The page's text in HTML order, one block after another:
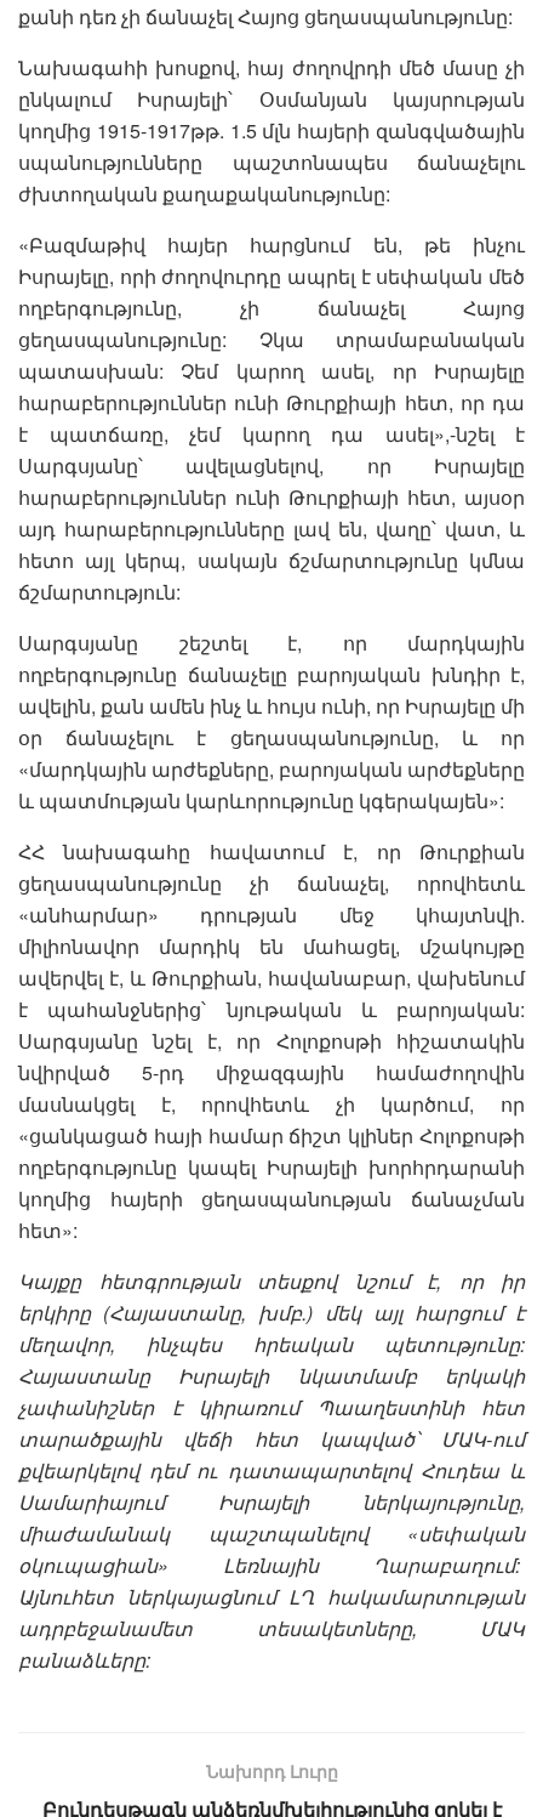
քանի դեռ չի ճանաչել Հայոց ցեղասպանությունը:
Նախագահի խոսքով, հայ ժողովրդի մեծ մասը չի
ընկալում Իսրայելի՝ Օսմանյան կայսրության
կողմից 1915-1917թթ. 1.5 մլն հայերի զանգվածային
սպանությունները պաշտոնապես ճանաչելու
ժխտողական քաղաքականությունը:
«Բազմաթիվ հայեր հարցնում են, թե ինչու
Իսրայելը, որի ժողովուրդը ապրել է սեփական մեծ
ողբերգությունը, չի ճանաչել Հայոց
ցեղասպանությունը: Չկա տրամաբանական
պատասխան: Չեմ կարող ասել, որ Իսրայելը
հարաբերություններ ունի Թուրքիայի հետ, որ դա
է պատճառը, չեմ կարող դա ասել»,-նշել է
Սարգսյանը՝ ավելացնելով, որ Իսրայելը
հարաբերություններ ունի Թուրքիայի հետ, այսօր
այդ հարաբերությունները լավ են, վաղը՝ վատ, և
հետո այլ կերպ, սակայն ճշմարտությունը կմնա
ճշմարտություն:
Սարգսյանը շեշտել է, որ մարդկային
ողբերգությունը ճանաչելը բարոյական խնդիր է,
ավելին, քան ամեն ինչ և հույս ունի, որ Իսրայելը մի
օր ճանաչելու է ցեղասպանությունը, և որ
«մարդկային արժեքները, բարոյական արժեքները
և պատմության կարևորությունը կգերակայեն»:
ՀՀ նախագահը հավատում է, որ Թուրքիան
ցեղասպանությունը չի ճանաչել, որովհետև
«անհարմար» դրության մեջ կհայտնվի.
միլիոնավոր մարդիկ են մահացել, մշակույթը
ավերվել է, և Թուրքիան, հավանաբար, վախենում
է պահանջներից՝ նյութական և բարոյական:
Սարգսյանը նշել է, որ Հոլոքոսթի հիշատակին
նվիրված 5-րդ միջազգային համաժողովին
մասնակցել է, որովհետև չի կարծում, որ
«ցանկացած հայի համար ճիշտ կլիներ Հոլոքոսթի
ողբերգությունը կապել Իսրայելի խորհրդարանի
կողմից հայերի ցեղասպանության ճանաչման
հետ»:
Կայքը հետգրության տեսքով նշում է, որ իր
երկիրը (Հայաստանը, խմբ.) մեկ այլ հարցում է
մեղավոր, ինչպես հրեական պետությունը:
Հայաստանը Իսրայելի նկատմամբ երկակի
չափանիշներ է կիրառում Պաաղեստինի հետ
տարածքային վեճի հետ կապված՝ ՄԱԿ-ում
քվեարկելով դեմ ու դատապարտելով Հուդեա և
Սամարիայում Իսրայելի ներկայությունը,
միաժամանակ պաշտպանելով «սեփական
օկուպացիան» Լեռնային Ղարաբաղում:
Այնուհետ ներկայացնում ԼՂ հակամարտության
ադրբեջանամետ տեսակետները, ՄԱԿ
բանաձևերը:
Նախորդ Լուրը
Բունդեսթագն անձեռնմխելիությունից զրկել է